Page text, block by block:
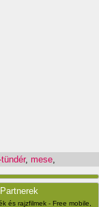
, mese
Partnerek
és rajzfilmek - Free mobile,